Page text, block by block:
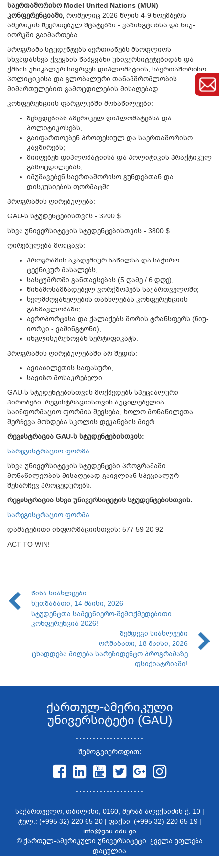
საერთაშორისო Model United Nations (MUN)
კონფერენციაში, რომელიც 2026 წლის 4-9 ნოემბერს
ამერიკის შეერთებულ შტატებში - ვაშინგტონსა და ნიუ-
იორკში გაიმართება.
პროგრამა სტუდენტებს აერთიანებს მსოფლიოს
სხვადასხვა ქვეყნის წამყვანი უნივერსიტეტებიდან და
ქმნის უნიკალურ სივრცეს დიპლომატიის, საერთაშორისო
პოლიტიკისა და გლობალური თანამშრომლობის
მიმართულებით გამოცდილების მისაღებად.
კონფერენციის ფარგლებში მონაწილეები:
შეხვდებიან ამერიკელ დიპლომატებსა და
პოლიტიკოსებს;
გაიფართოებენ პროფესიულ და საერთაშორისო
კავშირებს;
მიიღებენ დიპლომატიისა და პოლიტიკის პრაქტიკულ
გამოცდილებას;
იმუშავებენ საერთაშორისო გუნდებთან და
დისკუსიების ფორმატში.
პროგრამის ღირებულება:
GAU-ს სტუდენტებისთვის - 3200 $
სხვა უნივერსიტეტის სტუდენტებისთვის - 3800 $
ღირებულება მოიცავს:
პროგრამის აკადემიურ ნაწილსა და საჭირო
ტექნიკურ მასალებს;
სასტუმროში განთავსებას (5 ღამე / 6 დღე);
წინამოსამზადებელ ვორქშოპებს საქართველოში;
ხელმძღვანელების თანხლებას კონფერენციის
განმავლობაში;
აეროპორტისა და ქალაქებს შორის ტრანსფერს (ნიუ-
იორკი - ვაშინგტონი);
ინგლისურენოვან სერტიფიკატს.
პროგრამის ღირებულებაში არ შედის:
ავიაბილეთის საფასური;
სავიზო მოსაკრებელი.
GAU-ს სტუდენტებისთვის მოქმედებს სპეციალური
პირობები. რეგისტრაციისთვის აუცილებელია
საინფორმაციო ფორმის შევსება, ხოლო მონაწილეთა
შერჩევა მოხდება სკოლის დეკანების მიერ.
რეგისტრაცია GAU-ს სტუდენტებისთვის:
სარეგისტრაციო ფორმა
სხვა უნივერსიტეტის სტუდენტები პროგრამაში
მონაწილეობის მისაღებად გაივლიან სპეციალურ
შესარჩევ პროცედურებს.
რეგისტრაცია სხვა უნივერსიტეტის სტუდენტებისთვის:
სარეგისტრაციო ფორმა
დამატებითი ინფორმაციისთვის: 577 59 20 92
ACT TO WIN!
წინა სიახლეები
ხუთშაბათი, 14 მაისი, 2026
სტუდენტთა სამეცნიერო-შემოქმედებითი
კონფერენცია 2026!
შემდეგი სიახლეები
ორშაბათი, 18 მაისი, 2026
ცხადდება მიღება სარეზიდენტო პროგრამაზე
ფსიქიატრიაში!
ქართულ-ამერიკული
უნივერსიტეტი (GAU)
....................
შემოგვიერთდით:
....................
საქართველო, თბილისი, 0160, მერაბ ალექსიძის ქ. 10 |
ტელ.: (+995 32) 220 65 20 | ფაქსი: (+995 32) 220 65 19 |
info@gau.edu.ge
© ქართულ-ამერიკული უნივერსიტეტი. ყველა უფლება
დაცულია